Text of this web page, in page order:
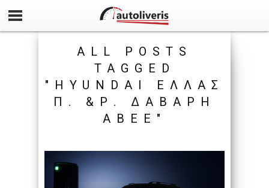
ALL POSTS
TAGGED
"HYUNDAI ΕΛΛΆΣ
Π. &Ρ. ΔΆΒΑΡΗ
ΑΒΕΕ"